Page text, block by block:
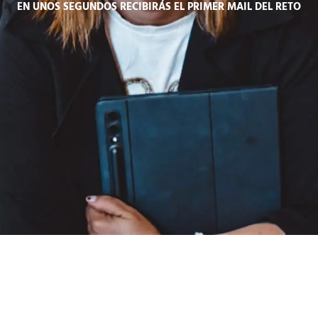
EN UNOS SEGUNDOS RECIBIRÁS EL PRIMER MAIL DEL RETO